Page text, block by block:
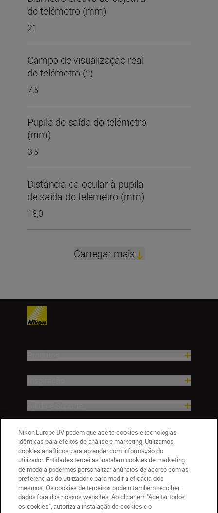
do telémetro (mm)
21
Campo de visualização real
do telémetro (º)
7,5
Pupila de saída do telémetro
(mm)
3,5
Distância da ocular à pupila
de saída do telémetro (mm)
18,0
Carregar mais
Empresa
Nikon Europe BV pedem que aceite cookies e tecnologias
idênticas para efeitos de análise e marketing. Utilizamos
cookies analíticos para aprender com informação do
utilizador. Entidades terceiras instalam cookies de marketing
de modo a podermos personalizar anúncios de acordo com as
preferências do utilizador e para medir a eficácia dos
mesmos. Os cookies de terceiros podem também recolher
dados fora dos nossos websites. Ao clicar em "Aceitar todos
os cookies", autoriza a instalação de cookies e o